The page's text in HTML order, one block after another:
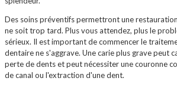
Des soins préventifs permettront une
ne soit trop tard. Plus vous attendez, plus le
sérieux. Il est important de commencer le
dentaire ne s'aggrave. Une carie plus grave peut
perte de dents et peut nécessiter une couronne
de canal ou l'extraction d'une dent.